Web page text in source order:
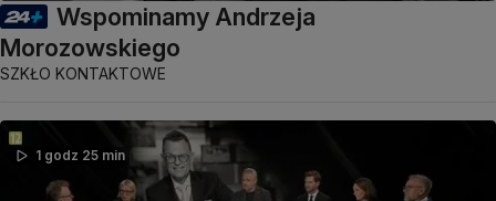
Wspominamy Andrzeja
Morozowskiego
SZKŁO KONTAKTOWE
1 godz 25 min